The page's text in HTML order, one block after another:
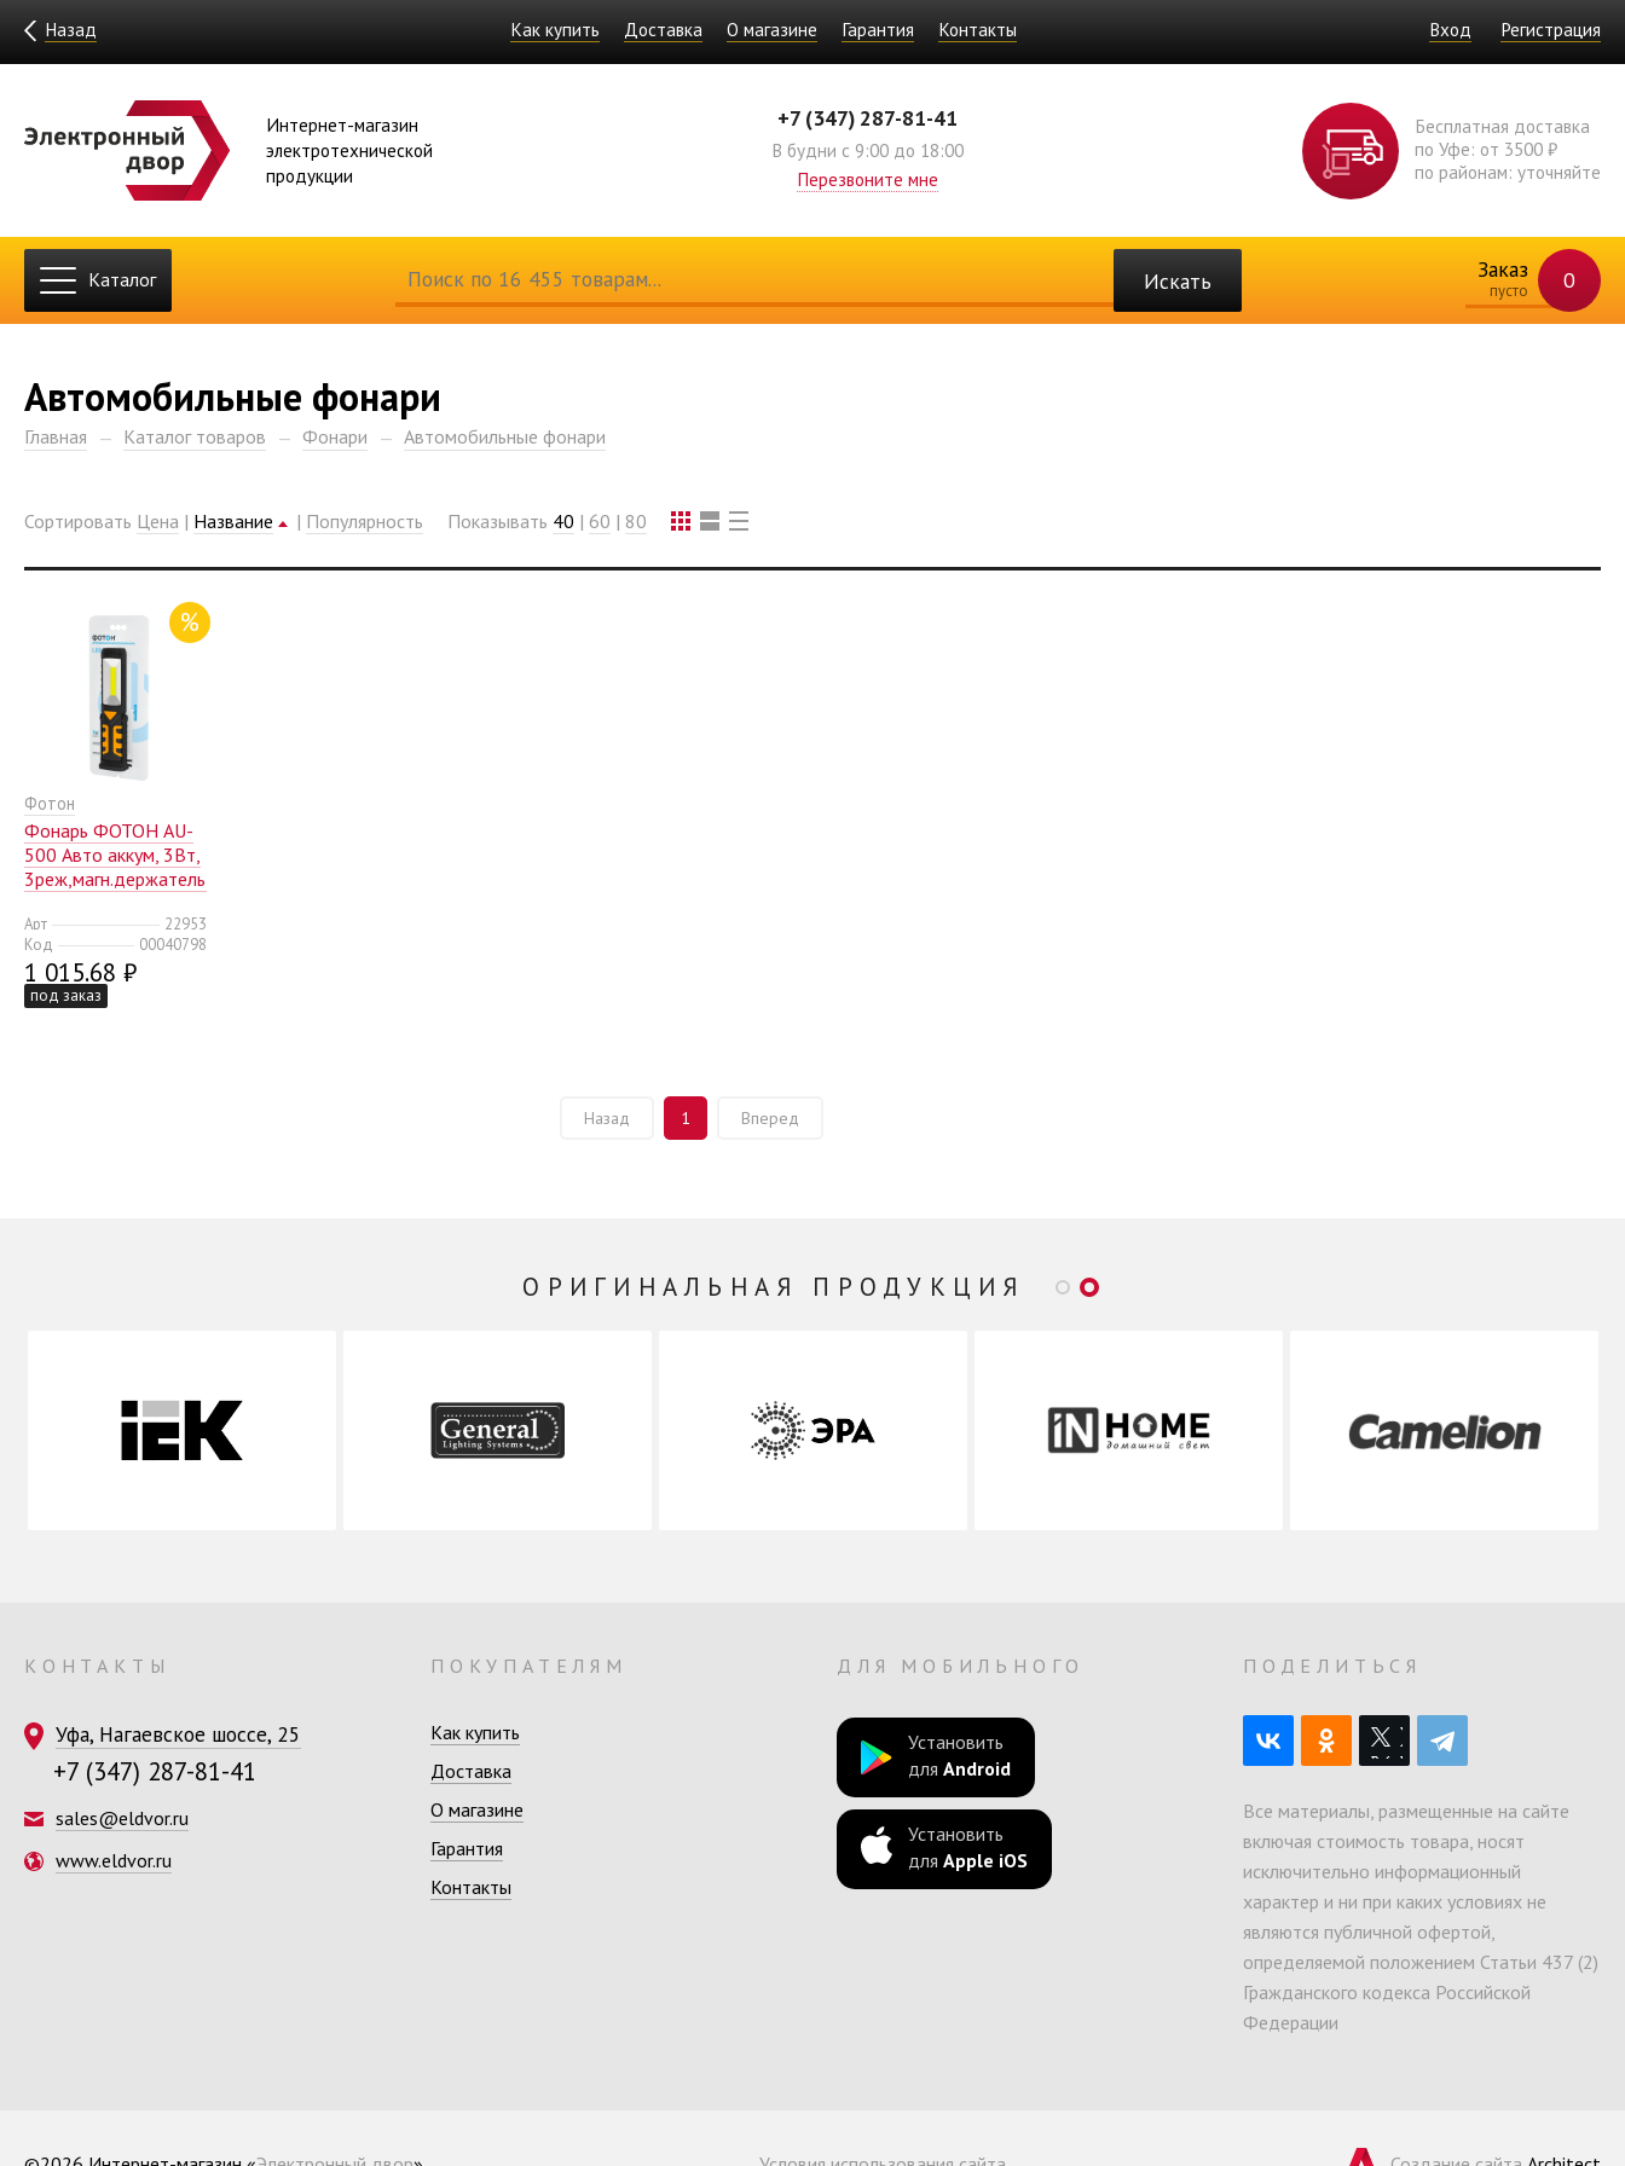
Назад Как купить Доставка О магазине Гарантия Контакты Вход Регистрация
Интернет-магазин
электротехнической
продукции
+7 (347) 287-81-41
В будни с 9:00 до 18:00
Перезвоните мне
Бесплатная доставка
по Уфе: от 3500 ₽
по районам: уточняйте
Каталог Искать Заказ 0
пусто
Автомобильные фонари
Главная Каталог товаров Фонари Автомобильные фонари
Сортировать Цена | Название | Популярность Показывать 40 | 60 | 80
%
Фотон
Фонарь ФОТОН AU-
500 Авто аккум, 3Вт,
3реж,магн.держатель,крюк,USB,1800мАч,
Арт
22953
Код
00040798
1 015.68 ₽
под заказ
Назад 1 Вперед
ОРИГИНАЛЬНАЯ ПРОДУКЦИЯ
КОНТАКТЫ
Уфа, Нагаевское шоссе, 25
+7 (347) 287-81-41
sales@eldvor.ru
www.eldvor.ru
ПОКУПАТЕЛЯМ
Как купить
Доставка
О магазине
Гарантия
Контакты
ДЛЯ МОБИЛЬНОГО
Установить
для Android
Установить
для Apple iOS
ПОДЕЛИТЬСЯ
Все материалы, размещенные на сайте
включая стоимость товара, носят
исключительно информационный
характер и ни при каких условиях не
являются публичной офертой,
определяемой положением Статьи 437 (2)
Гражданского кодекса Российской
Федерации